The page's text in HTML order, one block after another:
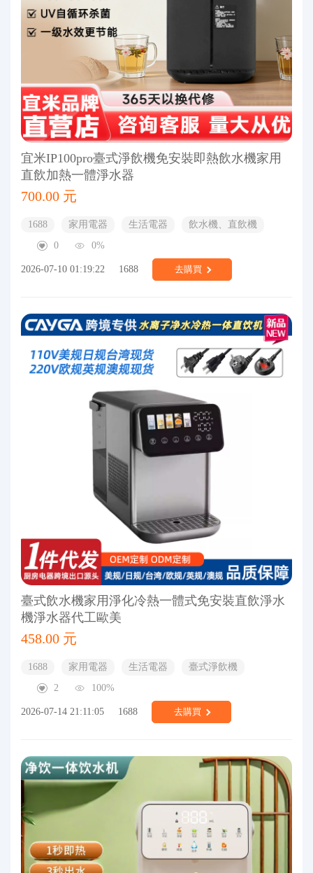
宜米IP100pro臺式淨飲機免安裝即熱飲水機家用
直飲加熱一體淨水器
700.00 元
1688 家用電器 生活電器
飲水機、直飲機
0
0%
2026-07-10 01:19:22 1688 去購買
臺式飲水機家用淨化冷熱一體式免安裝直飲淨水
機淨水器代工歐美
458.00 元
1688 家用電器 生活電器
臺式淨飲機
2
100%
2026-07-14 21:11:05 1688 去購買